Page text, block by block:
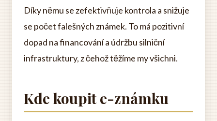
Díky němu se zefektivňuje kontrola a snižuje
se počet falešných známek. To má pozitivní
dopad na financování a údržbu silniční
infrastruktury, z čehož těžíme my všichni.
Kde koupit e-známku